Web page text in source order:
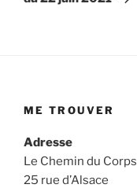
ME TROUVER
Adresse
Le Chemin du Corps
25 rue d’Alsace